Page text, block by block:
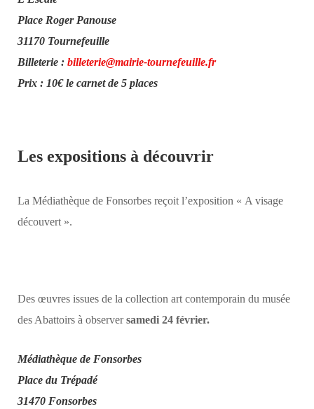
Place Roger Panouse
31170 Tournefeuille
Billeterie : billeterie@mairie-tournefeuille.fr
Prix : 10€ le carnet de 5 places
Les expositions à découvrir
La Médiathèque de Fonsorbes reçoit l’exposition « A visage
découvert ».
Des œuvres issues de la collection art contemporain du musée
des Abattoirs à observersamedi 24 février.
Médiathèque de Fonsorbes
Place du Trépadé
31470 Fonsorbes